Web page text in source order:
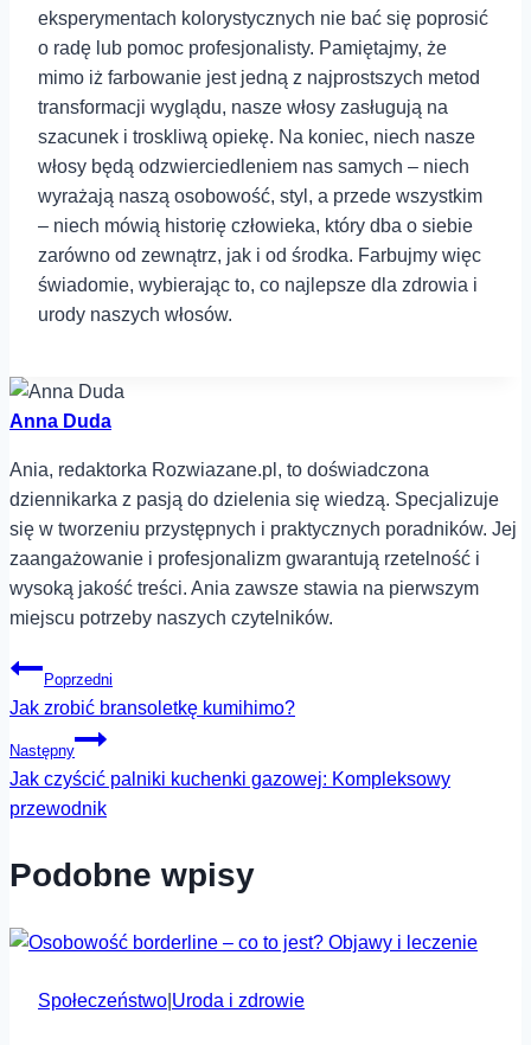
eksperymentach kolorystycznych nie bać się poprosić⁢
o radę lub pomoc profesjonalisty. Pamiętajmy, że
mimo iż farbowanie jest jedną z najprostszych metod
transformacji wyglądu, nasze włosy zasługują na
szacunek i troskliwą opiekę. Na‍ koniec, niech nasze
włosy będą odzwierciedleniem nas samych – niech
wyrażają naszą osobowość, styl, a przede wszystkim
– niech mówią historię człowieka, który dba o siebie
zarówno od⁣ zewnątrz, jak i od środka. Farbujmy więc⁢
świadomie, wybierając to,‍ co najlepsze dla zdrowia i
urody naszych włosów.
Anna Duda
Ania, redaktorka Rozwiazane.pl, to doświadczona
dziennikarka z pasją do dzielenia się wiedzą. Specjalizuje
się w tworzeniu przystępnych i praktycznych poradników. Jej
zaangażowanie i profesjonalizm gwarantują rzetelność i
wysoką jakość treści. Ania zawsze stawia na pierwszym
miejscu potrzeby naszych czytelników.
Nawigacja
wpisu
Poprzedni
Jak zrobić bransoletkę kumihimo?
Następny
Jak czyścić palniki kuchenki gazowej: Kompleksowy
przewodnik
Podobne wpisy
Społeczeństwo Uroda i zdrowie